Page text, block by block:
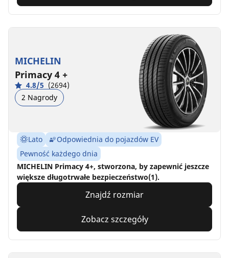
MICHELIN
Primacy 4 +
4.8/5 (2694)
2 Nagrody
Lato
Odpowiednia do pojazdów EV
Pewność każdego dnia
MICHELIN Primacy 4+, stworzona, by zapewnić jeszcze
większe długotrwałe bezpieczeństwo(1).
Znajdź rozmiar
Zobacz szczegóły